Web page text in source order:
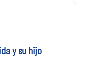
y su hijo